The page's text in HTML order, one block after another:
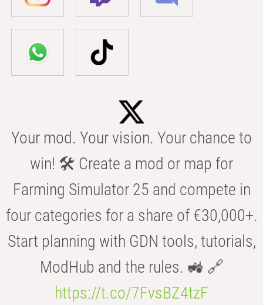
Your mod. Your vision. Your chance to
win! 🛠️ Create a mod or map for
Farming Simulator 25 and compete in
four categories for a share of €30,000+.
Start planning with GDN tools, tutorials,
ModHub and the rules. 🚜 🔗
https://t.co/7FvsBZ4tzF